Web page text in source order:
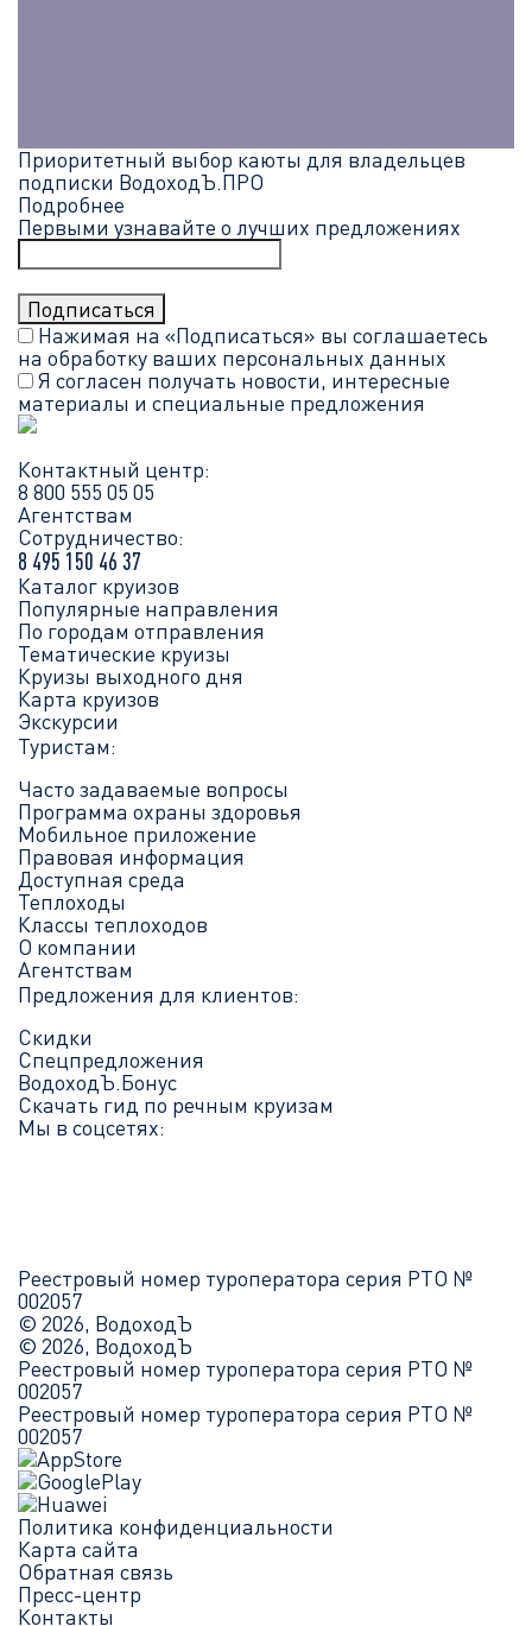
Приоритетный выбор каюты для владельцев
подписки ВодоходЪ.ПРО
Подробнее
Первыми узнавайте о лучших предложениях
Нажимая на «Подписаться» вы соглашаетесь
на обработку ваших персональных данных
Я согласен получать новости, интересные
материалы и специальные предложения
Контактный центр:
8 800 555 05 05
Агентствам
Сотрудничество:
8 495 150 46 37
Каталог круизов
Популярные направления
По городам отправления
Тематические круизы
Круизы выходного дня
Карта круизов
Экскурсии
Туристам:
Часто задаваемые вопросы
Программа охраны здоровья
Мобильное приложение
Правовая информация
Доступная среда
Теплоходы
Классы теплоходов
О компании
Агентствам
Предложения для клиентов:
Скидки
Спецпредложения
ВодоходЪ.Бонус
Скачать гид по речным круизам
Мы в соцсетях:
Реестровый номер туроператора серия РТО №
002057
© 2026, ВодоходЪ
© 2026, ВодоходЪ
Реестровый номер туроператора серия РТО №
002057
Реестровый номер туроператора серия РТО №
002057
Политика конфиденциальности
Карта сайта
Обратная связь
Пресс-центр
Контакты